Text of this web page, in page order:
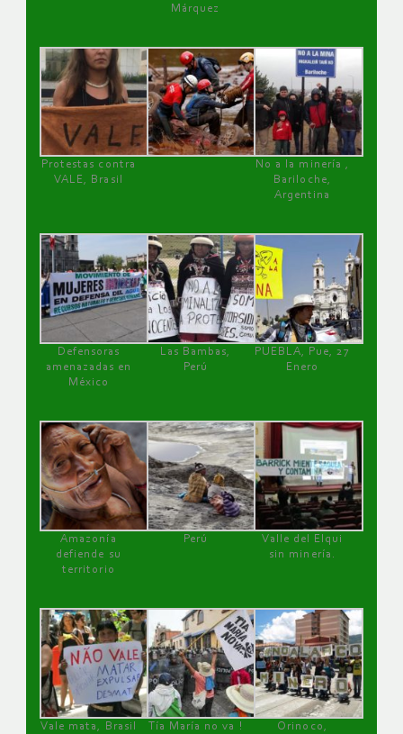
Márquez
Protestas contra
VALE, Brasil
No a la minería ,
Bariloche,
Argentina
Defensoras
amenazadas en
México
Las Bambas,
Perú
PUEBLA, Pue, 27
Enero
Amazonía
defiende su
territorio
Perú
Valle del Elqui
sin minería.
Vale mata, Brasil Tía María no va ! Orinoco,